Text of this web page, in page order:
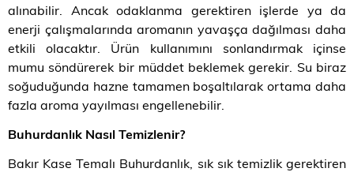
alınabilir. Ancak odaklanma gerektiren işlerde ya da
enerji çalışmalarında aromanın yavaşça dağılması daha
etkili olacaktır. Ürün kullanımını sonlandırmak içinse
mumu söndürerek bir müddet beklemek gerekir. Su biraz
soğuduğunda hazne tamamen boşaltılarak ortama daha
fazla aroma yayılması engellenebilir.
Buhurdanlık Nasıl Temizlenir?
Bakır Kase Temalı Buhurdanlık, sık sık temizlik gerektiren